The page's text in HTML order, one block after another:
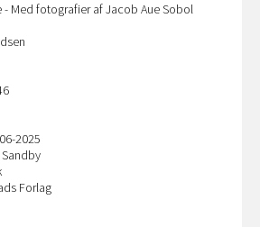
Med fotografier af Jacob Aue Sobol
2025
Forlag